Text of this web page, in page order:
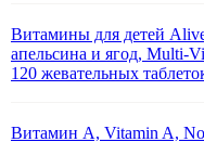
Витамины для детей
апельсина и ягод, Multi-
120 жевательных
Витамин А, Vitamin A,